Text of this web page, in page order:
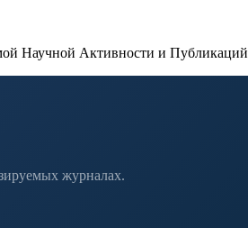
Научной Активности и Публикаций
журналах.